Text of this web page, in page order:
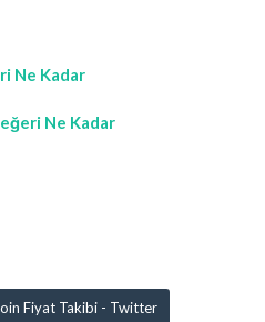
Ne Kadar
Ne Kadar
Fiyat Takibi - Twitter